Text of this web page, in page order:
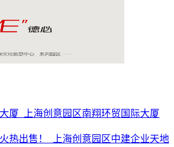
南翔环贸国际大厦
中建企业天地